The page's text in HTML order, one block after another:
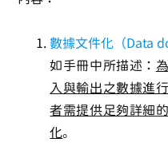
數據文件化（Data
如手冊中所描述：
入與輸出之數據進
者需提供足夠詳細
化。